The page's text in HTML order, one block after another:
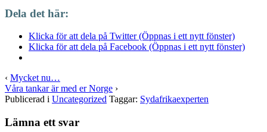
Dela det här:
Klicka för att dela på Twitter (Öppnas i ett nytt fönster)
Klicka för att dela på Facebook (Öppnas i ett nytt fönster)
‹ Mycket nu…
Våra tankar är med er Norge ›
Publicerad i Uncategorized Taggar: Sydafrikaexperten
Lämna ett svar